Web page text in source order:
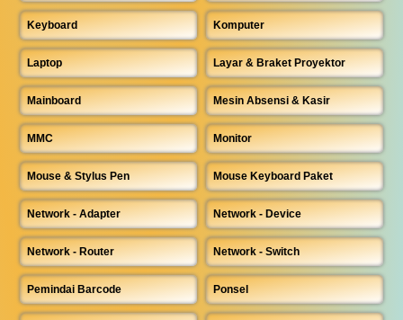
Keyboard Komputer
Laptop Layar & Braket Proyektor
Mainboard Mesin Absensi & Kasir
MMC Monitor
Mouse & Stylus Pen Mouse Keyboard Paket
Network - Adapter Network - Device
Network - Router Network - Switch
Pemindai Barcode Ponsel